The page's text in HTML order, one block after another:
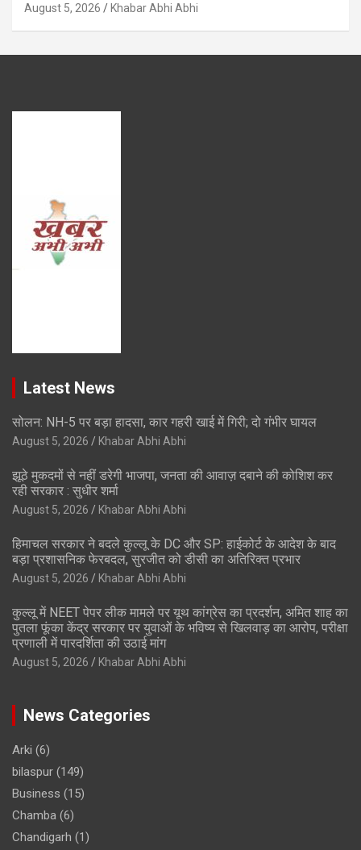
August 5, 2026 Khabar Abhi Abhi
Latest News
सोलन: NH-5 पर बड़ा हादसा, कार गहरी खाई में गिरी; दो गंभीर घायल
August 5, 2026 Khabar Abhi Abhi
झूठे मुकदमों से नहीं डरेगी भाजपा, जनता की आवाज़ दबाने की कोशिश कर
रही सरकार : सुधीर शर्मा
August 5, 2026 Khabar Abhi Abhi
हिमाचल सरकार ने बदले कुल्लू के DC और SP: हाईकोर्ट के आदेश के बाद
बड़ा प्रशासनिक फेरबदल, सुरजीत को डीसी का अतिरिक्त प्रभार
August 5, 2026 Khabar Abhi Abhi
कुल्लू में NEET पेपर लीक मामले पर यूथ कांग्रेस का प्रदर्शन, अमित शाह का
पुतला फूंका केंद्र सरकार पर युवाओं के भविष्य से खिलवाड़ का आरोप, परीक्षा
प्रणाली में पारदर्शिता की उठाई मांग
August 5, 2026 Khabar Abhi Abhi
News Categories
Arki (6)
bilaspur (149)
Business (15)
Chamba (6)
Chandigarh (1)